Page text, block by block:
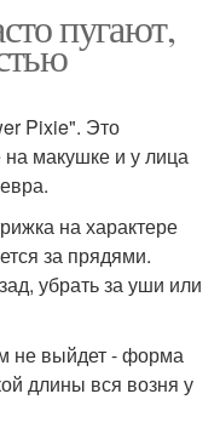
пугают,
Pixie". Это
на макушке и у лица
на характере
за прядями.
убрать за уши или
не выйдет - форма
длины вся возня у